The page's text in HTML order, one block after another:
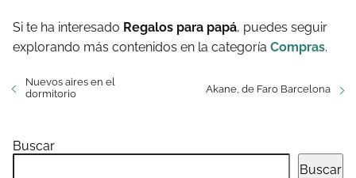
Si te ha interesado Regalos para papá, puedes seguir
explorando más contenidos en la categoría Compras.
Nuevos aires en el
dormitorio
Akane, de Faro Barcelona
Buscar
Buscar